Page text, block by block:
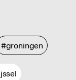
#groningen